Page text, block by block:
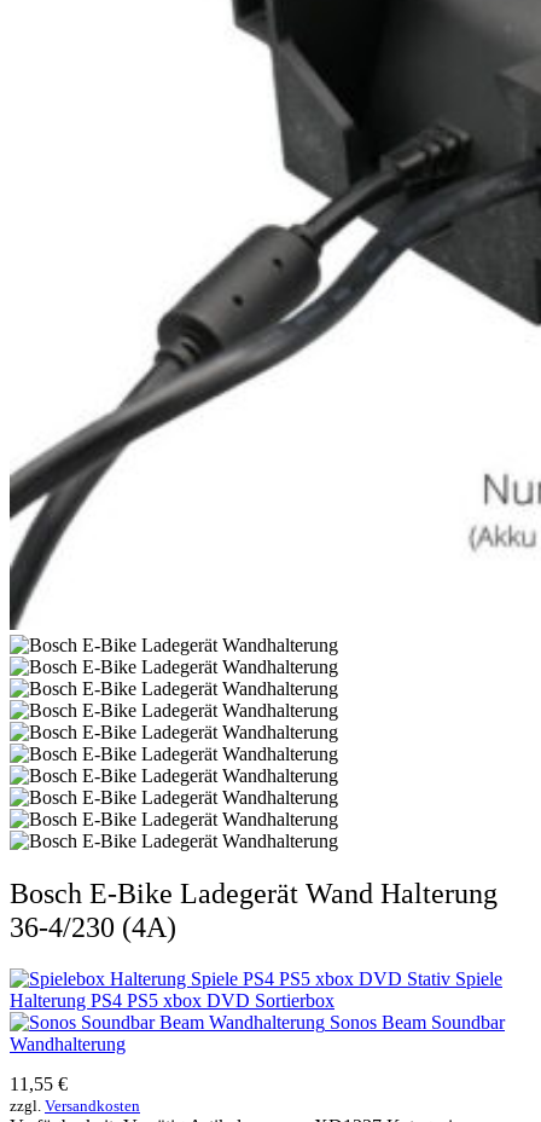
Bosch E-Bike Ladegerät Wand Halterung
36-4/230 (4A)
Spiele
Halterung PS4 PS5 xbox DVD Sortierbox
Sonos Beam Soundbar
Wandhalterung
11,55 €
zzgl. Versandkosten